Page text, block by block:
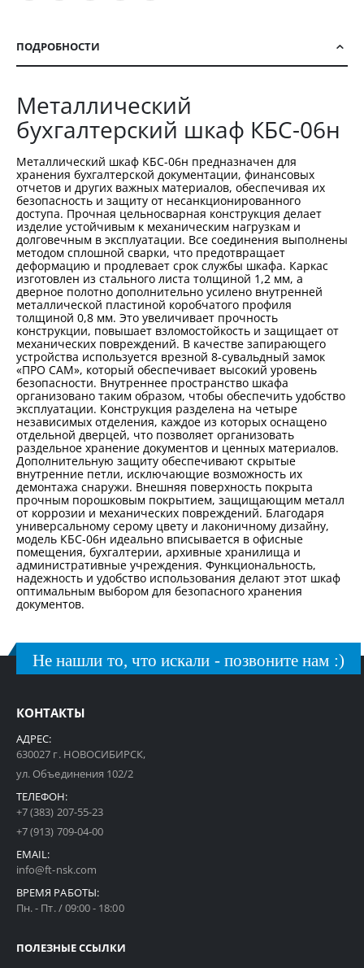
ПОДРОБНОСТИ
Металлический
бухгалтерский шкаф КБС-06н
Металлический шкаф КБС-06н предназначен для
хранения бухгалтерской документации, финансовых
отчетов и других важных материалов, обеспечивая их
безопасность и защиту от несанкционированного
доступа. Прочная цельносварная конструкция делает
изделие устойчивым к механическим нагрузкам и
долговечным в эксплуатации. Все соединения выполнены
методом сплошной сварки, что предотвращает
деформацию и продлевает срок службы шкафа. Каркас
изготовлен из стального листа толщиной 1,2 мм, а
дверное полотно дополнительно усилено внутренней
металлической пластиной коробчатого профиля
толщиной 0,8 мм. Это увеличивает прочность
конструкции, повышает взломостойкость и защищает от
механических повреждений. В качестве запирающего
устройства используется врезной 8-сувальдный замок
«ПРО САМ», который обеспечивает высокий уровень
безопасности. Внутреннее пространство шкафа
организовано таким образом, чтобы обеспечить удобство
эксплуатации. Конструкция разделена на четыре
независимых отделения, каждое из которых оснащено
отдельной дверцей, что позволяет организовать
раздельное хранение документов и ценных материалов.
Дополнительную защиту обеспечивают скрытые
внутренние петли, исключающие возможность их
демонтажа снаружи. Внешняя поверхность покрыта
прочным порошковым покрытием, защищающим металл
от коррозии и механических повреждений. Благодаря
универсальному серому цвету и лаконичному дизайну,
модель КБС-06н идеально вписывается в офисные
помещения, бухгалтерии, архивные хранилища и
административные учреждения. Функциональность,
надежность и удобство использования делают этот шкаф
оптимальным выбором для безопасного хранения
документов.
Не нашли то, что искали - позвоните нам :)
КОНТАКТЫ
АДРЕС:
630027 г. НОВОСИБИРСК,
ул. Объединения 102/2
ТЕЛЕФОН:
+7 (383) 207-55-23
+7 (913) 709-04-00
EMAIL:
info@ft-nsk.com
ВРЕМЯ РАБОТЫ:
Пн. - Пт. / 09:00 - 18:00
ПОЛЕЗНЫЕ ССЫЛКИ